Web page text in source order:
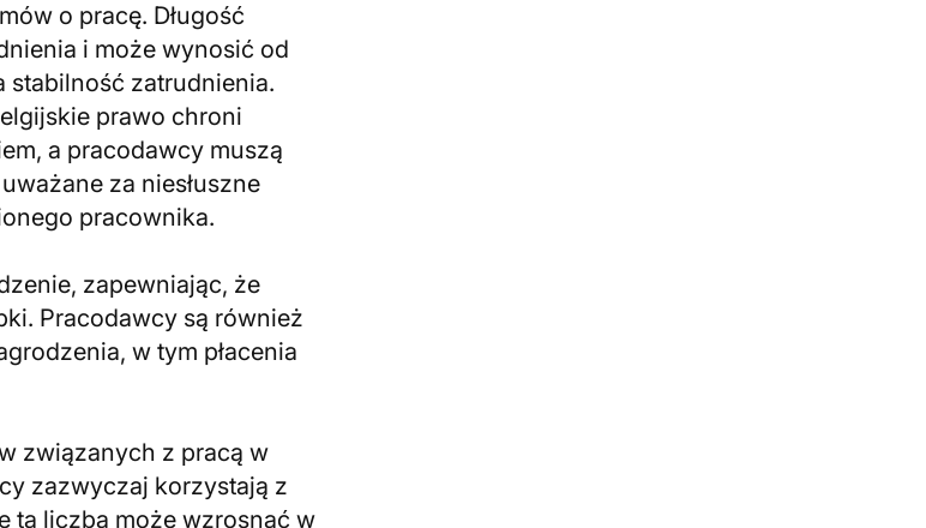
o pracę. Długość
i może wynosić od
stabilność zatrudnienia.
prawo chroni
a pracodawcy muszą
za niesłuszne
pracownika.
zapewniając, że
Pracodawcy są również
w tym płacenia
związanych z pracą w
zazwyczaj korzystają z
ta liczba może wzrosnąć w